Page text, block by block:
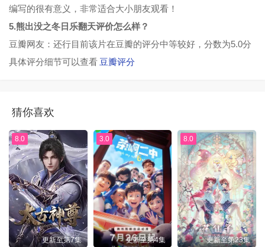
编写的很有意义，非常适合大小朋友观看！
5.熊出没之冬日乐翻天评价怎么样？
豆瓣网友：还行目前该片在豆瓣的评分中等较好，分数为5.0分
具体评分细节可以查看 豆瓣评分
猜你喜欢
8.0
更新至第7集
3.0
更新至第4集
8.0
更新至第23集